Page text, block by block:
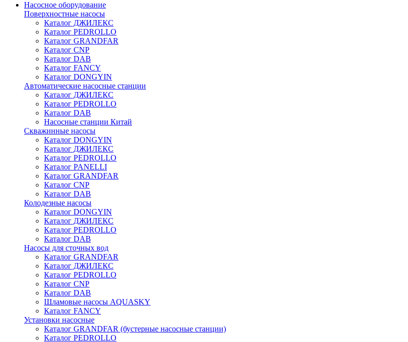
Насосное оборудование
Поверхностные насосы
Каталог ДЖИЛЕКС
Каталог PEDROLLO
Каталог GRANDFAR
Каталог CNP
Каталог DAB
Каталог FANCY
Каталог DONGYIN
Автоматические насосные станции
Каталог ДЖИЛЕКС
Каталог PEDROLLO
Каталог DAB
Насосные станции Китай
Скважинные насосы
Каталог DONGYIN
Каталог ДЖИЛЕКС
Каталог PEDROLLO
Каталог PANELLI
Каталог GRANDFAR
Каталог CNP
Каталог DAB
Колодезные насосы
Каталог DONGYIN
Каталог ДЖИЛЕКС
Каталог PEDROLLO
Каталог DAB
Насосы для сточных вод
Каталог GRANDFAR
Каталог ДЖИЛЕКС
Каталог PEDROLLO
Каталог CNP
Каталог DAB
Шламовые насосы AQUASKY
Каталог FANCY
Установки насосные
Каталог GRANDFAR (бустерные насосные станции)
Каталог PEDROLLO